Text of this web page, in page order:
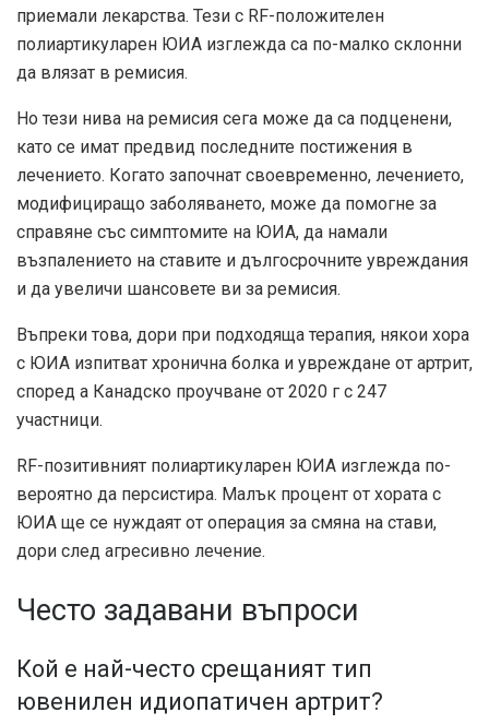
приемали лекарства. Тези с RF-положителен
полиартикуларен ЮИА изглежда са по-малко склонни
да влязат в ремисия.
Но тези нива на ремисия сега може да са подценени,
като се имат предвид последните постижения в
лечението. Когато започнат своевременно, лечението,
модифициращо заболяването, може да помогне за
справяне със симптомите на ЮИА, да намали
възпалението на ставите и дългосрочните увреждания
и да увеличи шансовете ви за ремисия.
Въпреки това, дори при подходяща терапия, някои хора
с ЮИА изпитват хронична болка и увреждане от артрит,
според a Канадско проучване от 2020 г с 247
участници.
RF-позитивният полиартикуларен ЮИА изглежда по-
вероятно да персистира. Малък процент от хората с
ЮИА ще се нуждаят от операция за смяна на стави,
дори след агресивно лечение.
Често задавани въпроси
Кой е най-често срещаният тип
ювенилен идиопатичен артрит?